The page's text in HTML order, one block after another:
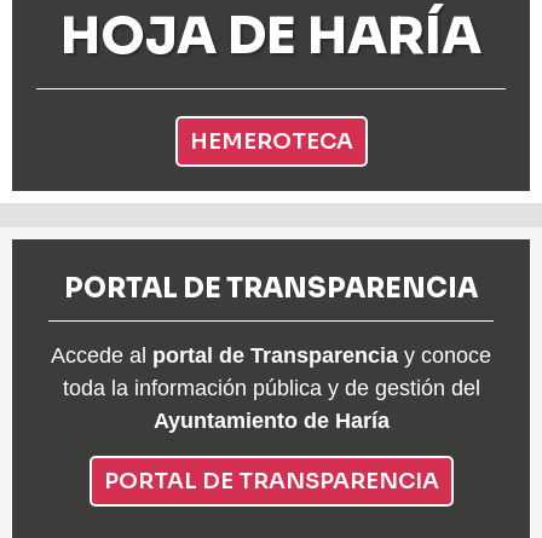
HOJA DE HARÍA
HEMEROTECA
PORTAL DE TRANSPARENCIA
Accede al portal de Transparencia y conoce
toda la información pública y de gestión del
Ayuntamiento de Haría
PORTAL DE TRANSPARENCIA